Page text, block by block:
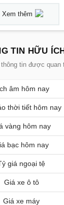
Xem thêm
TIN HỮU ÍCH
tin được quan
âm hôm nay
thời tiết hôm nay
vàng hôm nay
bạc hôm nay
giá ngoại tệ
Giá xe ô tô
Giá xe máy